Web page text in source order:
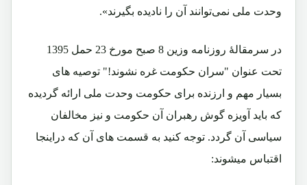
وحدت ‌ملی نمی‌توانند آن را نادیده بگیرند».
در سرمقالۀ روزنامه وزین 8 صبح مورخ 23 حمل 1395
تحت عنوان "سران حکومت غره نشوند!" توصیه های
بسیار مهم و ارزنده برای حکومت وحدت ملی ارائه گردیده
که باید آویزه گوش رهبران آن حکومت و نیز مخالفان
سیاسی آن گردد. توجه کنید به قسمت های آن که دراینجا
اقتباس میشوند: